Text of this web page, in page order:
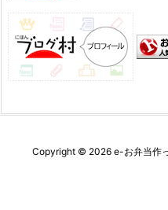
Copyright © 2026 e-お弁当作